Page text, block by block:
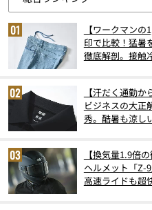
【ワークマン
印で比較！猛暑
徹底解剖。接触
【汗だく通勤
ビジネスの大正
秀。酷暑も涼し
【換気量1.9倍
ヘルメット「Z-
高速ライドも超